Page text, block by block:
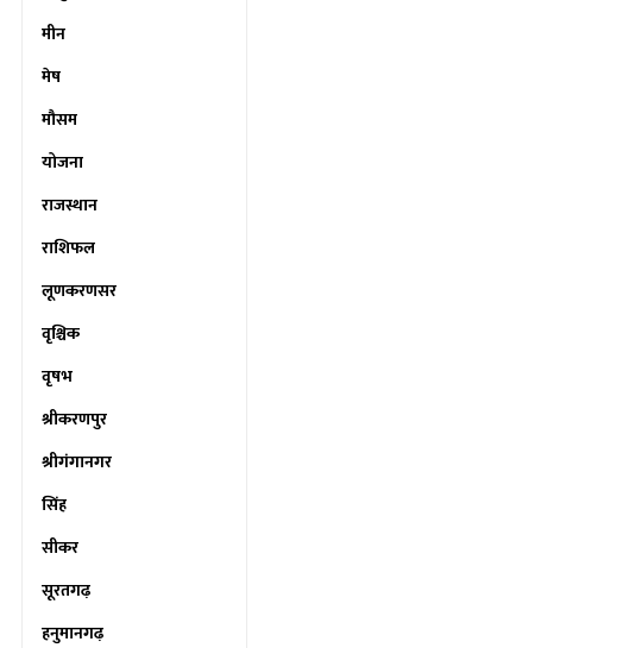
मीन
मेष
मौसम
योजना
राजस्थान
राशिफल
लूणकरणसर
वृश्चिक
वृषभ
श्रीकरणपुर
श्रीगंगानगर
सिंह
सीकर
सूरतगढ़
हनुमानगढ़